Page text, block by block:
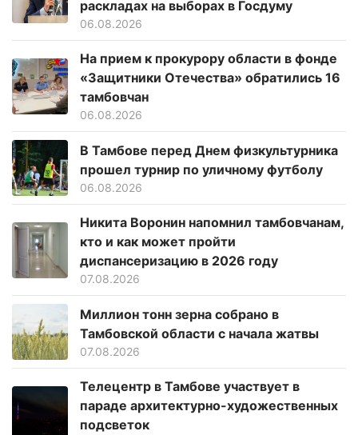
раскладах на выборах в Госдуму
06.08.2026
На прием к прокурору области в фонде
«Защитники Отечества» обратились 16
тамбовчан
06.08.2026
В Тамбове перед Днем физкультурника
прошел турнир по уличному футболу
06.08.2026
Никита Воронин напомнил тамбовчанам,
кто и как может пройти
диспансеризацию в 2026 году
07.08.2026
Миллион тонн зерна собрано в
Тамбовской области с начала жатвы
07.08.2026
Телецентр в Тамбове участвует в
параде архитектурно-художественных
подсветок